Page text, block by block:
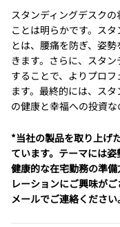
スタンディングデスク
ことは明らかです。ス
とは、腰痛を防ぎ、姿
きます。さらに、スタ
することで、よりプロ
ます。最終的には、ス
の健康と幸福への投資な
*当社の製品を取り上げ
ています。テーマには
健康的な在宅勤務の準
レーションにご興味が
メールでご連絡ください